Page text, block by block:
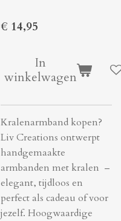
€ 14,95
In
winkelwagen
Kralenarmband kopen?
Liv Creations ontwerpt
handgemaakte
armbanden met kralen –
elegant, tijdloos en
perfect als cadeau of voor
jezelf. Hoogwaardige